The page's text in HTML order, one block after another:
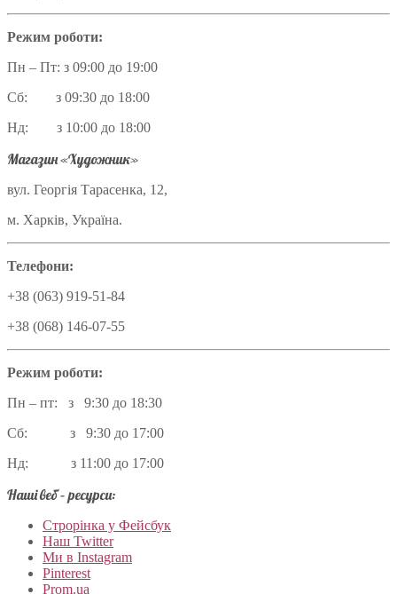
Режим роботи:
Пн – Пт: з 09:00 до 19:00
Сб: з 09:30 до 18:00
Нд: з 10:00 до 18:00
Магазин «Художник»
вул. Георгія Тарасенка, 12,
м. Харків, Україна.
Телефони:
+38 (063) 919-51-84
+38 (068) 146-07-55
Режим роботи:
Пн – пт: з 9:30 до 18:30
Сб: з 9:30 до 17:00
Нд: з 11:00 до 17:00
Наші веб – ресурси:
Строрінка у Фейсбук
Наш Twitter
Ми в Instagram
Pinterest
Prom.ua